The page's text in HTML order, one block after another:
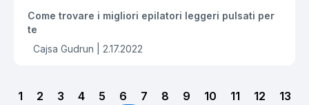
Come trovare i migliori epilatori leggeri pulsati per
te
Cajsa Gudrun |
2.17.2022
1 2 3 4 5 6 7 8 9 10 11 12
13